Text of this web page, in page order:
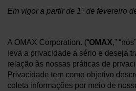
VANTAGEM OMAX
Em vigor a partir de 1º de fevereiro
A OMAX Corporation. (“OMAX,”
leva a privacidade a sério e deseja
relação às nossas práticas de
Privacidade tem como objetivo
coleta informações por meio de